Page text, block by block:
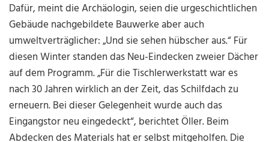
Dafür, meint die Archäologin, seien die urgeschichtlichen
Gebäude nachgebildete Bauwerke aber auch
umweltverträglicher: „Und sie sehen hübscher aus.“ Für
diesen Winter standen das Neu-Eindecken zweier Dächer
auf dem Programm. „Für die Tischlerwerkstatt war es
nach 30 Jahren wirklich an der Zeit, das Schilfdach zu
erneuern. Bei dieser Gelegenheit wurde auch das
Eingangstor neu eingedeckt“, berichtet Öller. Beim
Abdecken des Materials hat er selbst mitgeholfen. Die